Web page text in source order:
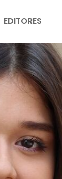
EDITORES